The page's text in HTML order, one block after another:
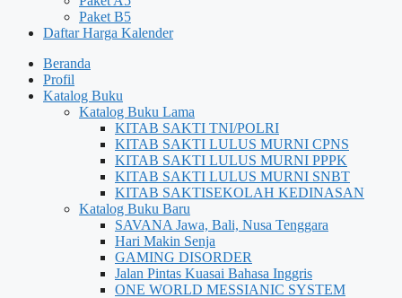
Paket B5
Daftar Harga Kalender
Beranda
Profil
Katalog Buku
Katalog Buku Lama
KITAB SAKTI TNI/POLRI
KITAB SAKTI LULUS MURNI CPNS
KITAB SAKTI LULUS MURNI PPPK
KITAB SAKTI LULUS MURNI SNBT
KITAB SAKTISEKOLAH KEDINASAN
Katalog Buku Baru
SAVANA Jawa, Bali, Nusa Tenggara
Hari Makin Senja
GAMING DISORDER
Jalan Pintas Kuasai Bahasa Inggris
ONE WORLD MESSIANIC SYSTEM